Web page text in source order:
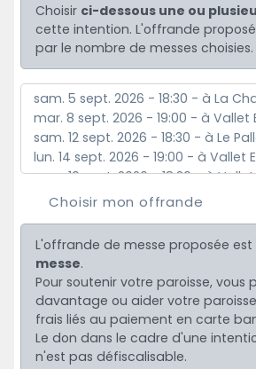
Choisir ci-dessous une ou
cette intention. L'offrande
par le nombre de messes choisies.
Choisir mon offrande
L'offrande de messe proposée
messe.
Pour soutenir votre paroisse, vous
davantage ou aider votre
frais liés au paiement en carte
Le don dans le cadre d'une
n'est pas défiscalisable.